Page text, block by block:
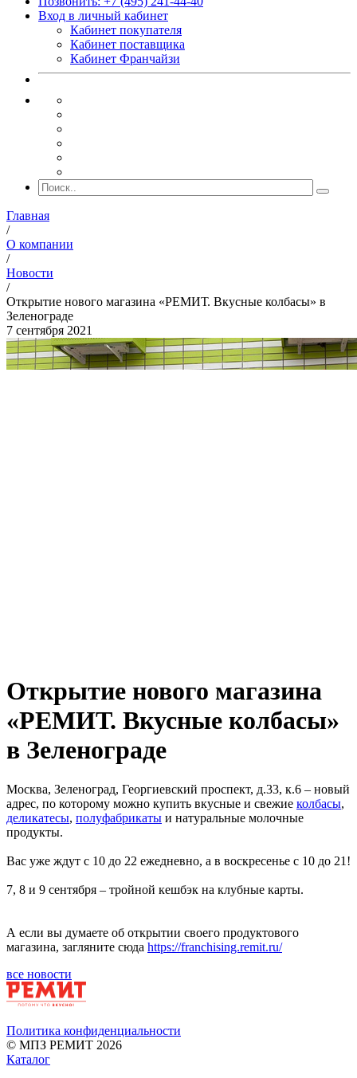
Вход в личный кабинет
Кабинет покупателя
Кабинет поставщика
Кабинет Франчайзи
Главная
/
О компании
/
Новости
/
Открытие нового магазина «РЕМИТ. Вкусные колбасы» в
Зеленограде
7 сентября 2021
Открытие нового магазина
«РЕМИТ. Вкусные колбасы»
в Зеленограде
Москва, Зеленоград, Георгиевский проспект, д.33, к.6 – новый
адрес, по которому можно купить вкусные и свежие колбасы,
деликатесы, полуфабрикаты и натуральные молочные
продукты.
Вас уже ждут с 10 до 22 ежедневно, а в воскресенье с 10 до 21!
7, 8 и 9 сентября – тройной кешбэк на клубные карты.
А если вы думаете об открытии своего продуктового
магазина, загляните сюда https://franchising.remit.ru/
все новости
Политика конфиденциальности
© МПЗ РЕМИТ 2026
Каталог